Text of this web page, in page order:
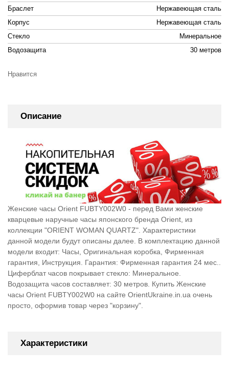
Браслет
Нержавеющая сталь
Корпус
Нержавеющая сталь
Стекло
Минеральное
Водозащита
30 метров
Нравится
Описание
Женские часы Orient FUBTY002W0 - перед Вами женские
кварцевые наручные часы японского бренда Orient, из
коллекции "ORIENT WOMAN QUARTZ". Характеристики
данной модели будут описаны далее. В комплектацию данной
модели входит: Часы, Оригинальная коробка, Фирменная
гарантия, Инструкция. Гарантия: Фирменная гарантия 24 мес..
Циферблат часов покрывает стекло: Минеральное.
Водозащита часов составляет: 30 метров. Купить Женские
часы Orient FUBTY002W0 на сайте OrientUkraine.in.ua очень
просто, оформив товар через "корзину".
Характеристики